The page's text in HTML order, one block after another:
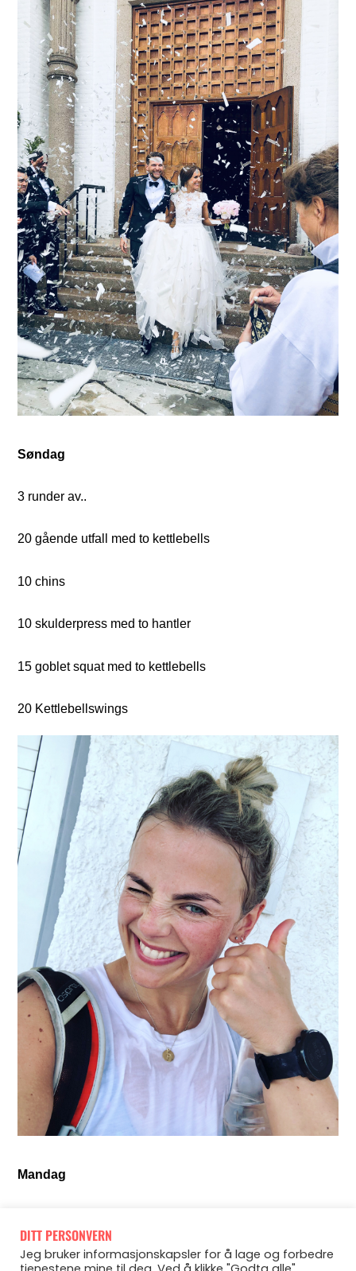
Søndag
3 runder av..
20 gående utfall med to kettlebells
10 chins
10 skulderpress med to hantler
15 goblet squat med to kettlebells
20 Kettlebellswings
Mandag
Tirsdag
DITT PERSONVERN
Jeg bruker informasjonskapsler for å lage og forbedre